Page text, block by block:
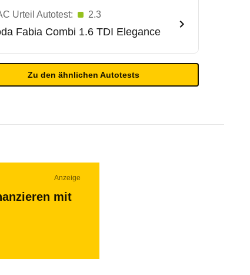
Urteil Autotest: 2.3
Fabia Combi 1.6 TDI Elegance
Zu den ähnlichen Autotests
Anzeige
mit